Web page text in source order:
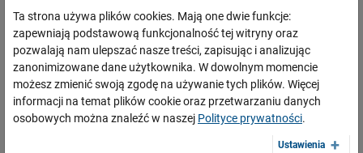
Ta strona używa plików cookies. Mają one dwie funkcje:
zapewniają podstawową funkcjonalność tej witryny oraz
pozwalają nam ulepszać nasze treści, zapisując i analizując
zanonimizowane dane użytkownika. W dowolnym momencie
możesz zmienić swoją zgodę na używanie tych plików. Więcej
informacji na temat plików cookie oraz przetwarzaniu danych
osobowych można znaleźć w naszej Polityce prywatności.
Ustawienia